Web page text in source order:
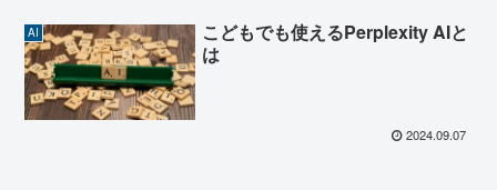
AI
こどもでも使えるPerplexity AIと
は
2024.09.07